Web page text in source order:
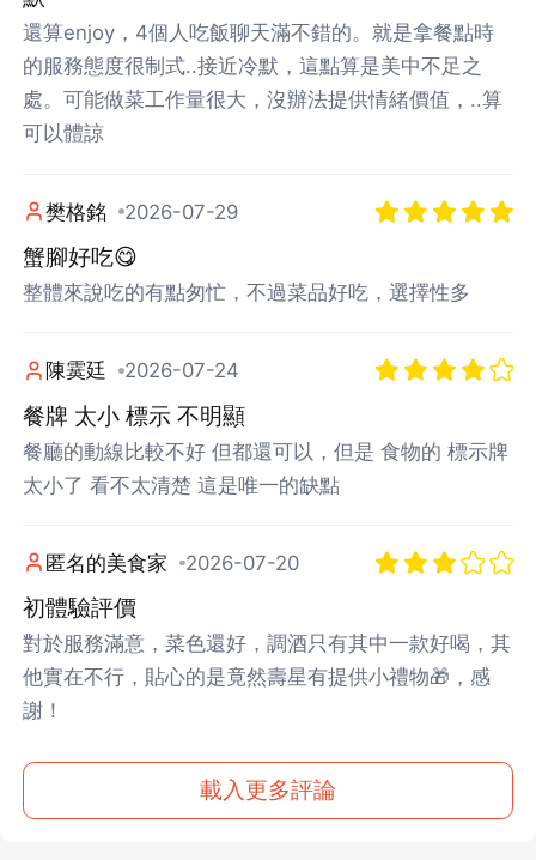
還算enjoy，4個人吃飯聊天滿不錯的。就是拿餐點時
的服務態度很制式..接近冷默，這點算是美中不足之
處。可能做菜工作量很大，沒辦法提供情緒價值，..算
可以體諒
樊格銘 2026-07-29
蟹腳好吃😋
整體來說吃的有點匆忙，不過菜品好吃，選擇性多
陳霙廷 2026-07-24
餐牌 太小 標示 不明顯
餐廳的動線比較不好 但都還可以，但是 食物的 標示牌
太小了 看不太清楚 這是唯一的缺點
匿名的美食家 2026-07-20
初體驗評價
對於服務滿意，菜色還好，調酒只有其中一款好喝，其
他實在不行，貼心的是竟然壽星有提供小禮物🎁，感
謝！
載入更多評論